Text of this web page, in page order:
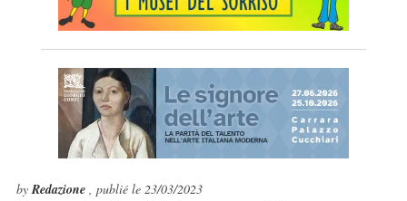
byRedazione , publié le 23/03/2023